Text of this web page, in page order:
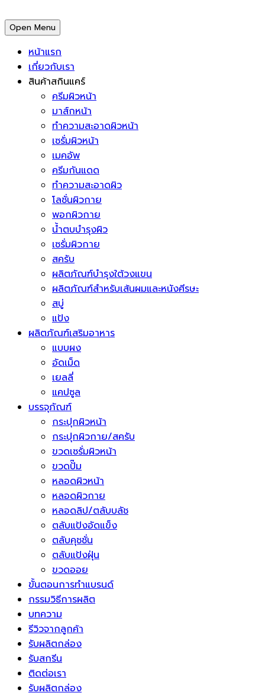
Open Menu
หน้าแรก
เกี่ยวกับเรา
สินค้าสกินแคร์
ครีมผิวหน้า
มาส์กหน้า
ทำความสะอาดผิวหน้า
เซรั่มผิวหน้า
เมคอัพ
ครีมกันแดด
ทำความสะอาดผิว
โลชั่นผิวกาย
พอกผิวกาย
น้ำตบบำรุงผิว
เซรั่มผิวกาย
สครับ
ผลิตภัณฑ์บำรุงใต้วงแขน
ผลิตภัณฑ์สำหรับเส้นผมและหนังศีรษะ
สบู่
แป้ง
ผลิตภัณฑ์เสริมอาหาร
แบบผง
อัดเม็ด
เยลลี่
แคปซูล
บรรจุภัณฑ์
กระปุกผิวหน้า
กระปุกผิวกาย/สครับ
ขวดเซรั่มผิวหน้า
ขวดปั๊ม
หลอดผิวหน้า
หลอดผิวกาย
หลอดลิป/ตลับบลัช
ตลับแป้งอัดแข็ง
ตลับคุชชั่น
ตลับแป้งฝุ่น
ขวดออย
ขั้นตอนการทำแบรนด์
กรรมวิธีการผลิต
บทความ
รีวิวจากลูกค้า
รับผลิตกล่อง
รับสกรีน
ติดต่อเรา
รับผลิตกล่อง